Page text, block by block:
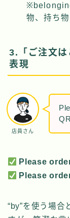
物、持ち物
3.「ご注文
表現
店員さん
Please
Please
“by”を使う場合